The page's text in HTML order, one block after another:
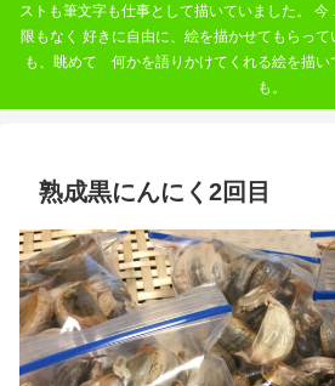
ストも筆文字も仕事として描いていました。
限もなく 好きに自由に、絵を描かせてもらって
も、眺めて 何かを語りかけてくれる絵を描い
も。
熟成黒にんにく2回目